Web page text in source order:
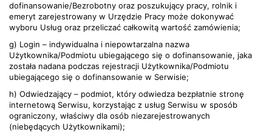
dofinansowanie/Bezrobotny oraz poszukujący pracy, rolnik i
emeryt zarejestrowany w Urzędzie Pracy może dokonywać
wyboru Usług oraz przeliczać całkowitą wartość zamówienia;
g) Login – indywidualna i niepowtarzalna nazwa
Użytkownika/Podmiotu ubiegającego się o dofinansowanie, jaka
została nadana podczas rejestracji Użytkownika/Podmiotu
ubiegającego się o dofinansowanie w Serwisie;
h) Odwiedzający – podmiot, który odwiedza bezpłatnie stronę
internetową Serwisu, korzystając z usług Serwisu w sposób
ograniczony, właściwy dla osób niezarejestrowanych
(niebędących Użytkownikami);